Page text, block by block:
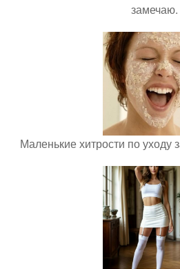
замечаю.
Маленькие хитрости по уходу